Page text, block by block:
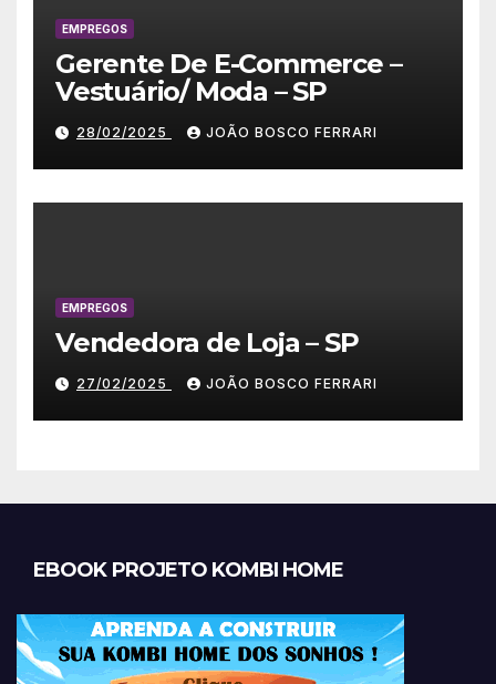
EMPREGOS
Gerente De E-Commerce –
Vestuário/ Moda – SP
28/02/2025 JOÃO BOSCO FERRARI
EMPREGOS
Vendedora de Loja – SP
27/02/2025 JOÃO BOSCO FERRARI
EBOOK PROJETO KOMBI HOME